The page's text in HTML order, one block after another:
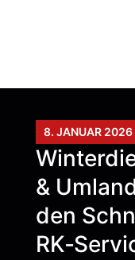
8. JANUAR 2026|
&
den